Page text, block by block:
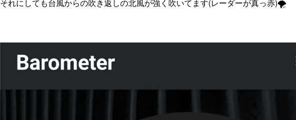
それにしても台風からの吹き返しの北風が強く吹いてます(レーダーが真っ赤)🌪️